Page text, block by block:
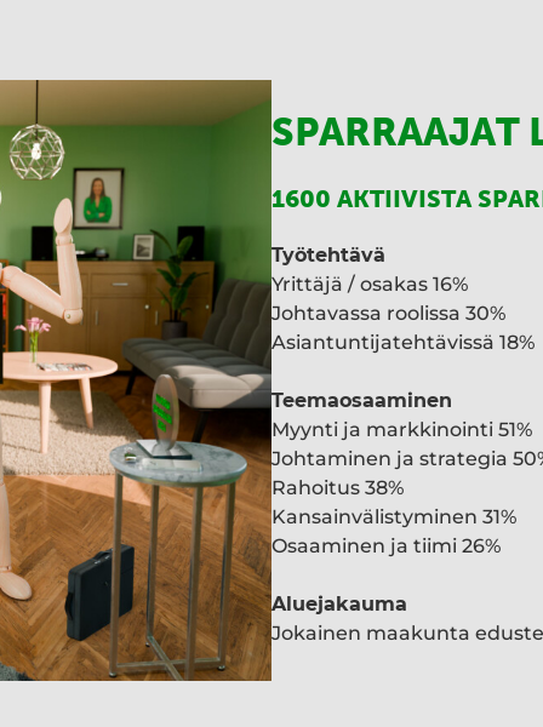
SPARRAAJAT
1600 AKTIIVISTA
Työtehtävä
Yrittäjä / osakas 16%
Johtavassa roolissa 30%
Asiantuntijatehtävissä 18%
Teemaosaaminen
Myynti ja markkinointi 51%
Johtaminen ja strategia
Rahoitus 38%
Kansainvälistyminen 31%
Osaaminen ja tiimi 26%
Aluejakauma
Jokainen maakunta